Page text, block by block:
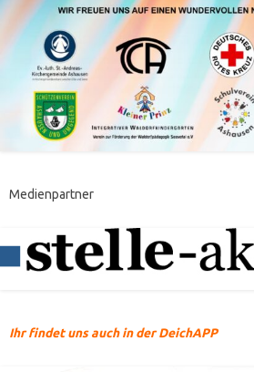
Medienpartner
Ihr findet uns auch in der DeichAPP